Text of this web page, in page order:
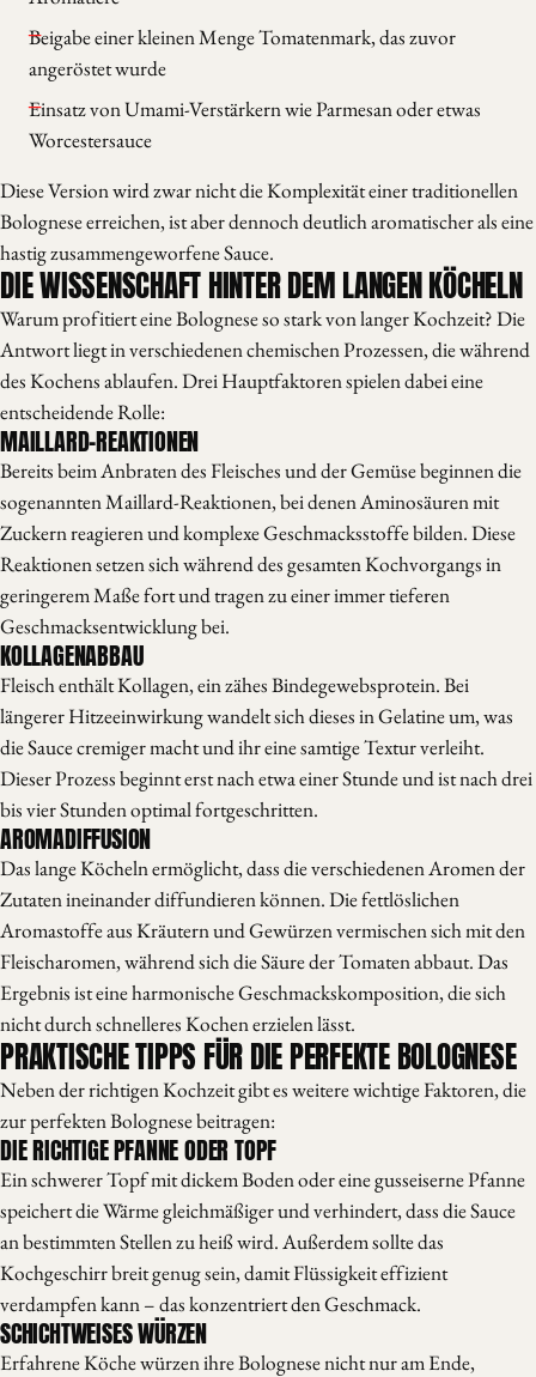
Beigabe einer kleinen Menge Tomatenmark, das zuvor
angeröstet wurde
Einsatz von Umami-Verstärkern wie Parmesan oder etwas
Worcestersauce
Diese Version wird zwar nicht die Komplexität einer traditionellen
Bolognese erreichen, ist aber dennoch deutlich aromatischer als eine
hastig zusammengeworfene Sauce.
DIE WISSENSCHAFT HINTER DEM LANGEN KÖCHELN
Warum profitiert eine Bolognese so stark von langer Kochzeit? Die
Antwort liegt in verschiedenen chemischen Prozessen, die während
des Kochens ablaufen. Drei Hauptfaktoren spielen dabei eine
entscheidende Rolle:
MAILLARD-REAKTIONEN
Bereits beim Anbraten des Fleisches und der Gemüse beginnen die
sogenannten Maillard-Reaktionen, bei denen Aminosäuren mit
Zuckern reagieren und komplexe Geschmacksstoffe bilden. Diese
Reaktionen setzen sich während des gesamten Kochvorgangs in
geringerem Maße fort und tragen zu einer immer tieferen
Geschmacksentwicklung bei.
KOLLAGENABBAU
Fleisch enthält Kollagen, ein zähes Bindegewebsprotein. Bei
längerer Hitzeeinwirkung wandelt sich dieses in Gelatine um, was
die Sauce cremiger macht und ihr eine samtige Textur verleiht.
Dieser Prozess beginnt erst nach etwa einer Stunde und ist nach drei
bis vier Stunden optimal fortgeschritten.
AROMADIFFUSION
Das lange Köcheln ermöglicht, dass die verschiedenen Aromen der
Zutaten ineinander diffundieren können. Die fettlöslichen
Aromastoffe aus Kräutern und Gewürzen vermischen sich mit den
Fleischaromen, während sich die Säure der Tomaten abbaut. Das
Ergebnis ist eine harmonische Geschmackskomposition, die sich
nicht durch schnelleres Kochen erzielen lässt.
PRAKTISCHE TIPPS FÜR DIE PERFEKTE BOLOGNESE
Neben der richtigen Kochzeit gibt es weitere wichtige Faktoren, die
zur perfekten Bolognese beitragen:
DIE RICHTIGE PFANNE ODER TOPF
Ein schwerer Topf mit dickem Boden oder eine gusseiserne Pfanne
speichert die Wärme gleichmäßiger und verhindert, dass die Sauce
an bestimmten Stellen zu heiß wird. Außerdem sollte das
Kochgeschirr breit genug sein, damit Flüssigkeit effizient
verdampfen kann – das konzentriert den Geschmack.
SCHICHTWEISES WÜRZEN
Erfahrene Köche würzen ihre Bolognese nicht nur am Ende,